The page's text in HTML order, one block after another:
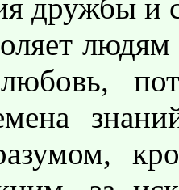
дружбы и
людям